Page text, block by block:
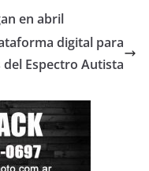
en abril
digital para
Espectro Autista